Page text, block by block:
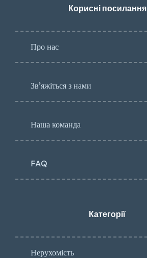
Корисні посилання
Про нас
Зв’яжіться з нами
Наша команда
FAQ
Категорії
Нерухомість